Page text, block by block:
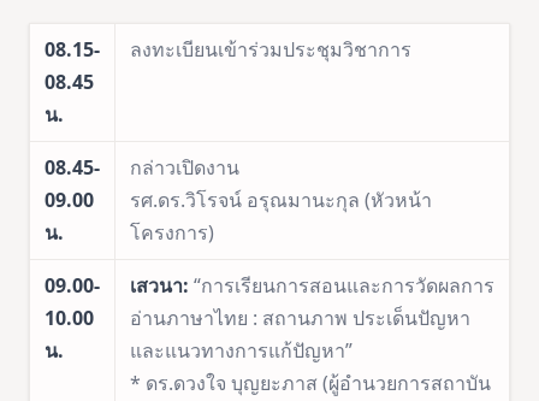
08.15-
08.45
น.
ลงทะเบียนเข้าร่วมประชุมวิชาการ
08.45-
09.00
น.
กล่าวเปิดงาน
รศ.ดร.วิโรจน์ อรุณมานะกุล (หัวหน้า
โครงการ)
09.00-
10.00
น.
เสวนา: “การเรียนการสอนและการวัดผลการ
อ่านภาษาไทย : สถานภาพ ประเด็นปัญหา
และแนวทางการแก้ปัญหา”
* ดร.ดวงใจ บุญยะภาส (ผู้อำนวยการสถาบัน